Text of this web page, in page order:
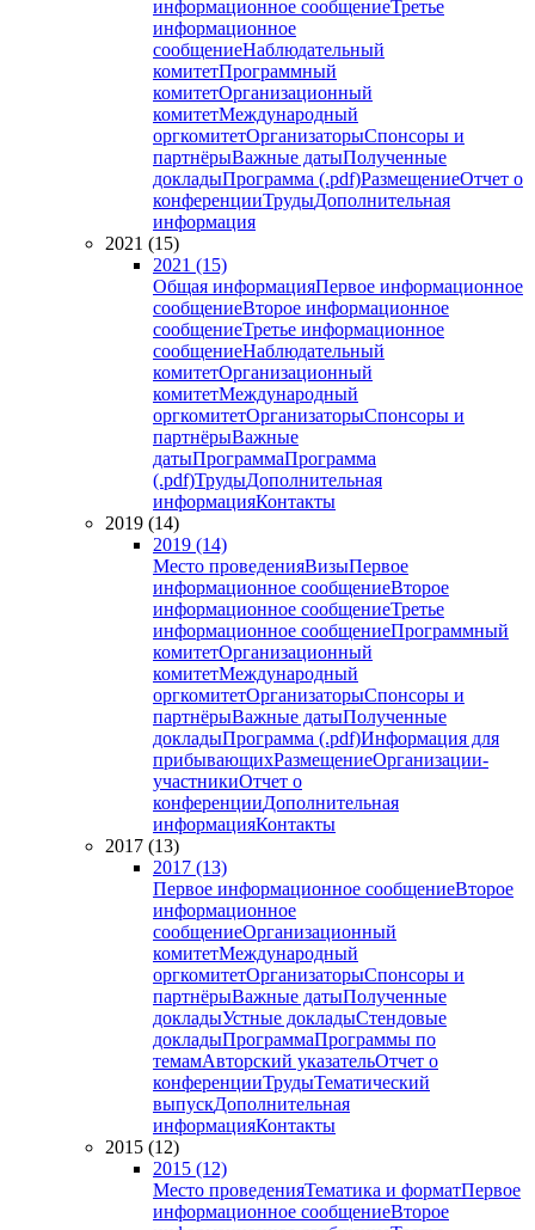
информационное сообщениеТретье
информационное
сообщениеНаблюдательный
комитетПрограммный
комитетОрганизационный
комитетМеждународный
оргкомитетОрганизаторыСпонсоры и
партнёрыВажные датыПолученные
докладыПрограмма (.pdf)РазмещениеОтчет о
конференцииТрудыДополнительная
информация
2021 (15)
2021 (15)
Общая информацияПервое информационное
сообщениеВторое информационное
сообщениеТретье информационное
сообщениеНаблюдательный
комитетОрганизационный
комитетМеждународный
оргкомитетОрганизаторыСпонсоры и
партнёрыВажные
датыПрограммаПрограмма
(.pdf)ТрудыДополнительная
информацияКонтакты
2019 (14)
2019 (14)
Место проведенияВизыПервое
информационное сообщениеВторое
информационное сообщениеТретье
информационное сообщениеПрограммный
комитетОрганизационный
комитетМеждународный
оргкомитетОрганизаторыСпонсоры и
партнёрыВажные датыПолученные
докладыПрограмма (.pdf)Информация для
прибывающихРазмещениеОрганизации-
участникиОтчет о
конференцииДополнительная
информацияКонтакты
2017 (13)
2017 (13)
Первое информационное сообщениеВторое
информационное
сообщениеОрганизационный
комитетМеждународный
оргкомитетОрганизаторыСпонсоры и
партнёрыВажные датыПолученные
докладыУстные докладыСтендовые
докладыПрограммаПрограммы по
темамАвторский указательОтчет о
конференцииТрудыТематический
выпускДополнительная
информацияКонтакты
2015 (12)
2015 (12)
Место проведенияТематика и форматПервое
информационное сообщениеВторое